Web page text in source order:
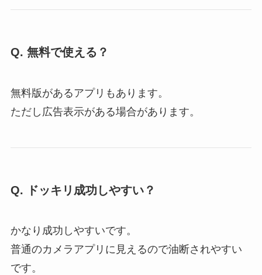
Q. 無料で使える？
無料版があるアプリもあります。
ただし広告表示がある場合があります。
Q. ドッキリ成功しやすい？
かなり成功しやすいです。
普通のカメラアプリに見えるので油断されやすい
です。